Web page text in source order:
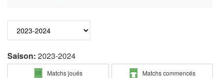
Saison: 2023-2024
Matchs joués Matchs commencés